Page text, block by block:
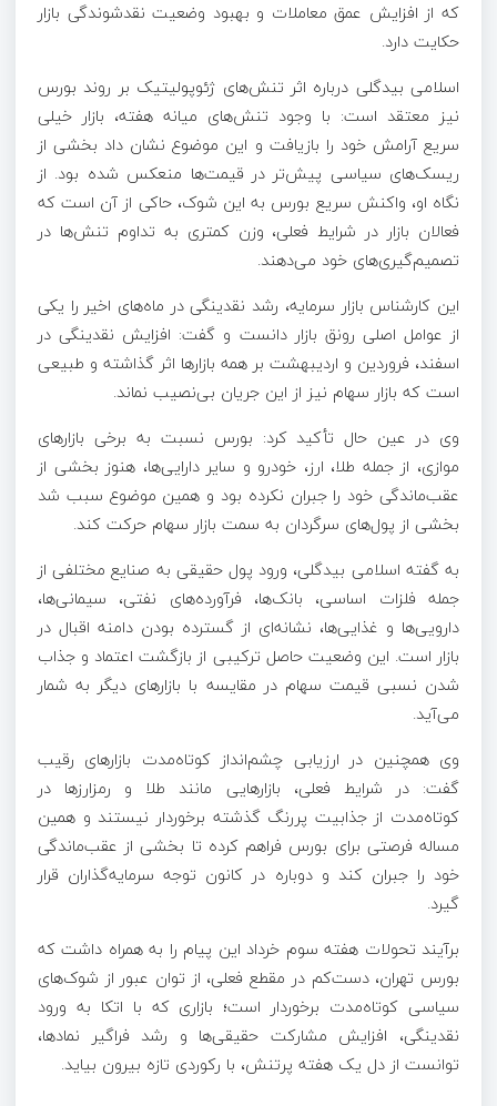
که از افزایش عمق معاملات و بهبود وضعیت نقدشوندگی بازار
حکایت دارد.
اسلامی بیدگلی درباره اثر تنش‌های ژئوپولیتیک بر روند بورس
نیز معتقد است: با وجود تنش‌های میانه هفته، بازار خیلی
سریع آرامش خود را بازیافت و این موضوع نشان داد بخشی از
ریسک‌های سیاسی پیش‌تر در قیمت‌ها منعکس شده بود. از
نگاه او، واکنش سریع بورس به این شوک، حاکی از آن است که
فعالان بازار در شرایط فعلی، وزن کمتری به تداوم تنش‌ها در
تصمیم‌گیری‌های خود می‌دهند.
این کارشناس بازار سرمایه، رشد نقدینگی در ماه‌های اخیر را یکی
از عوامل اصلی رونق بازار دانست و گفت: افزایش نقدینگی در
اسفند، فروردین و اردیبهشت بر همه بازارها اثر گذاشته و طبیعی
است که بازار سهام نیز از این جریان بی‌نصیب نماند.
وی در عین حال تأکید کرد: بورس نسبت به برخی بازارهای
موازی، از جمله طلا، ارز، خودرو و سایر دارایی‌ها، هنوز بخشی از
عقب‌ماندگی خود را جبران نکرده بود و همین موضوع سبب شد
بخشی از پول‌های سرگردان به سمت بازار سهام حرکت کند.
به گفته اسلامی بیدگلی، ورود پول حقیقی به صنایع مختلفی از
جمله فلزات اساسی، بانک‌ها، فرآورده‌های نفتی، سیمانی‌ها،
دارویی‌ها و غذایی‌ها، نشانه‌ای از گسترده بودن دامنه اقبال در
بازار است. این وضعیت حاصل ترکیبی از بازگشت اعتماد و جذاب
شدن نسبی قیمت سهام در مقایسه با بازارهای دیگر به شمار
می‌آید.
وی همچنین در ارزیابی چشم‌انداز کوتاه‌مدت بازارهای رقیب
گفت: در شرایط فعلی، بازارهایی مانند طلا و رمزارزها در
کوتاه‌مدت از جذابیت پررنگ گذشته برخوردار نیستند و همین
مساله فرصتی برای بورس فراهم کرده تا بخشی از عقب‌ماندگی
خود را جبران کند و دوباره در کانون توجه سرمایه‌گذاران قرار
گیرد.
برآیند تحولات هفته سوم خرداد این پیام را به همراه داشت که
بورس تهران، دست‌کم در مقطع فعلی، از توان عبور از شوک‌های
سیاسی کوتاه‌مدت برخوردار است؛ بازاری که با اتکا به ورود
نقدینگی، افزایش مشارکت حقیقی‌ها و رشد فراگیر نمادها،
توانست از دل یک هفته پرتنش، با رکوردی تازه بیرون بیاید.